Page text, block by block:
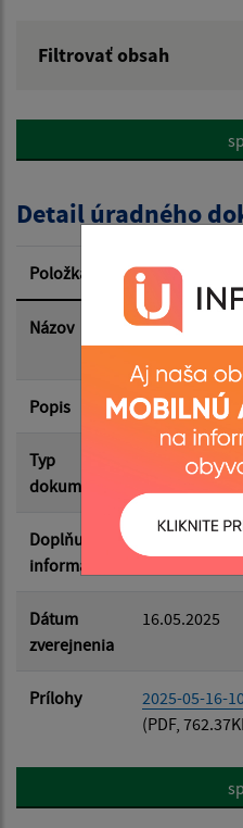
Filtrovať obsah
Popis:
Dátum zverejnenia od:
Dátum zverejnenia do:
Filtrovať
Detail úradného
Položka Informácia
Názov
Zápisnica z
16.04.2025
Popis
Typ
dokumentu
Zasadnutia
Doplňujúce
informácie
Dátum
zverejnenia
16.05.2025
Prílohy
2025-05-16-
(PDF,